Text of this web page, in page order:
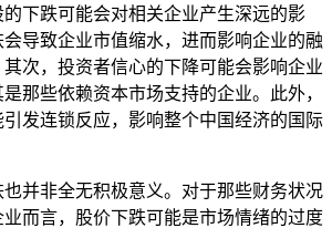
下跌可能会对相关企业产生深远的影
导致企业市值缩水，进而影响企业的融
次，投资者信心的下降可能会影响企业
那些依赖资本市场支持的企业。此外，
发连锁反应，影响整个中国经济的国际
并非全无积极意义。对于那些财务状况
业而言，股价下跌可能是市场情绪的过度